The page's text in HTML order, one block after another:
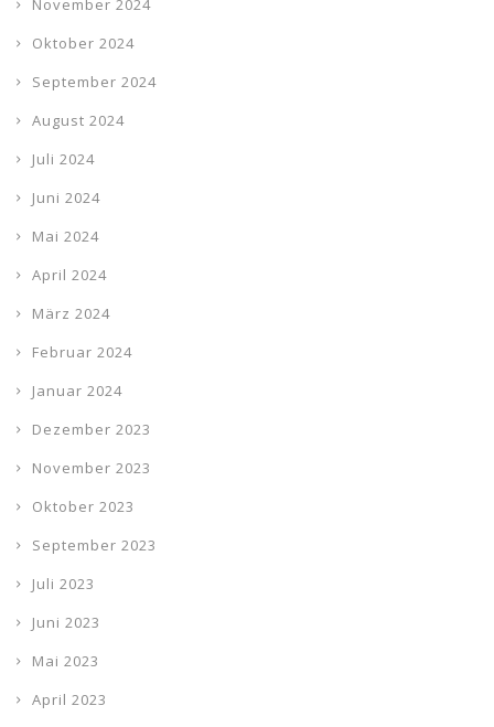
November 2024
Oktober 2024
September 2024
August 2024
Juli 2024
Juni 2024
Mai 2024
April 2024
März 2024
Februar 2024
Januar 2024
Dezember 2023
November 2023
Oktober 2023
September 2023
Juli 2023
Juni 2023
Mai 2023
April 2023